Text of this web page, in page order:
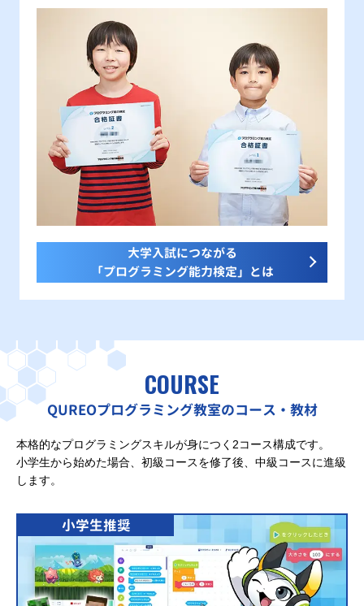
大学入試につながる
「プログラミング能力検定」とは
COURSE
QUREOプログラミング教室のコース・教材
本格的なプログラミングスキルが身につく2コース構成です。
小学生から始めた場合、初級コースを修了後、中級コースに進級
します。
小学生推奨